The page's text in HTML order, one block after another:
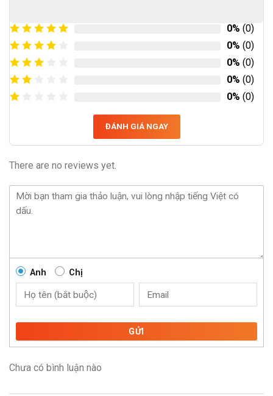
0% (0)
0% (0)
0% (0)
0% (0)
0% (0)
ĐÁNH GIÁ NGAY
There are no reviews yet.
Anh Chị
GỬI
Chưa có bình luận nào